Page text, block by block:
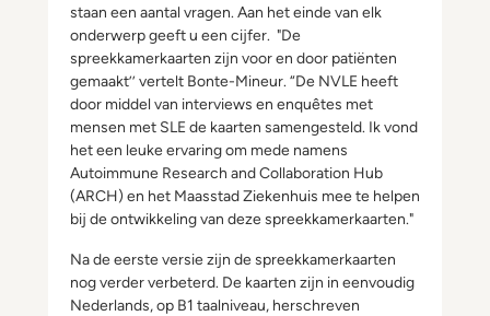
staan een aantal vragen. Aan het einde van elk
onderwerp geeft u een cijfer. "De
spreekkamerkaarten zijn voor en door patiënten
gemaakt’’ vertelt Bonte-Mineur. “De NVLE heeft
door middel van interviews en enquêtes met
mensen met SLE de kaarten samengesteld. Ik vond
het een leuke ervaring om mede namens
Autoimmune Research and Collaboration Hub
(ARCH) en het Maasstad Ziekenhuis mee te helpen
bij de ontwikkeling van deze spreekkamerkaarten."
Na de eerste versie zijn de spreekkamerkaarten
nog verder verbeterd. De kaarten zijn in eenvoudig
Nederlands, op B1 taalniveau, herschreven